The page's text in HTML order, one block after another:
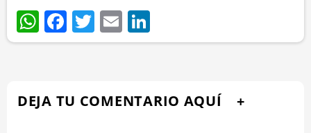
WhatsApp
Facebook
Twitter
Email
DEJA TU COMENTARIO AQUÍ